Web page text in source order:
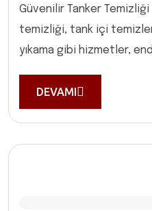
Güvenilir Tanker
temizliği, tank içi
yıkama gibi hizmetler,
DEVAMI